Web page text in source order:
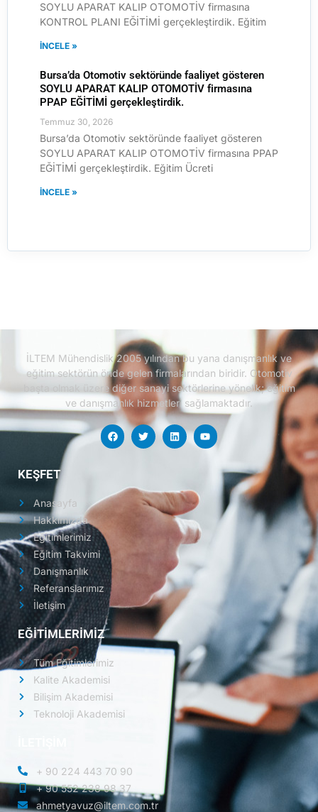
SOYLU APARAT KALIP OTOMOTİV firmasına
KONTROL PLANI EĞİTİMİ gerçekleştirdik. Eğitim
İNCELE »
Bursa’da Otomotiv sektöründe faaliyet gösteren
SOYLU APARAT KALIP OTOMOTİV firmasına
PPAP EĞİTİMİ gerçekleştirdik.
Temmuz 30, 2026
Bursa’da Otomotiv sektöründe faaliyet gösteren
SOYLU APARAT KALIP OTOMOTİV firmasına PPAP
EĞİTİMİ gerçekleştirdik. Eğitim Ücreti
İNCELE »
İLTEM Mühendislik 2005 yılından bu yana danışmanlık ve
eğitim sektörün önde gelen firmalarından biridir. Otomotiv
başta olmak üzere diğer sanayi sektörlerine yönelik; eğitim
ve danışmanlık hizmetleri sağlamaktadır.
KEŞFET
Anasayfa
Hakkımızda
Eğitimlerimiz
Eğitim Takvimi
Danışmanlık
Referanslarımız
İletişim
EĞİTİMLERİMİZ
Tüm Eğitimlerimiz
Kalite Akademisi
Bilişim Akademisi
Teknoloji Akademisi
+ 90 224 443 70 90
+ 90 552 238 98 37
ahmetyavuz@iltem.com.tr